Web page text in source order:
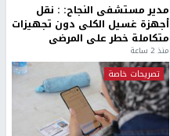
مدير مستشفى النجاح: : نقل
أجهزة غسيل الكلى دون تجهيزات
متكاملة خطر على المرضى
منذ 2 ساعة
تصريحات خاصة